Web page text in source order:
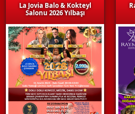
La Jovia Balo & Kokteyl
Salonu 2026 Yılbaşı